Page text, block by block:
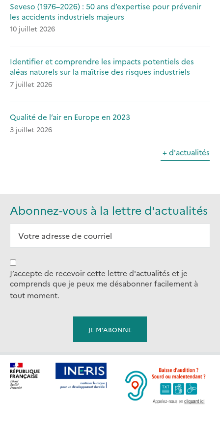
Seveso (1976–2026) : 50 ans d’expertise pour prévenir
les accidents industriels majeurs
10 juillet 2026
Identifier et comprendre les impacts potentiels des
aléas naturels sur la maîtrise des risques industriels
7 juillet 2026
Qualité de l’air en Europe en 2023
3 juillet 2026
+ d'actualités
Abonnez-vous à la lettre d'actualités
J’accepte de recevoir cette lettre d'actualités et je
comprends que je peux me désabonner facilement à
tout moment.